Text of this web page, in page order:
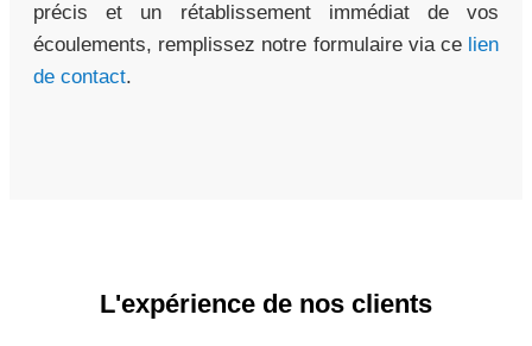
précis et un rétablissement immédiat de vos
écoulements, remplissez notre formulaire via ce lien
de contact.
L'expérience de nos clients